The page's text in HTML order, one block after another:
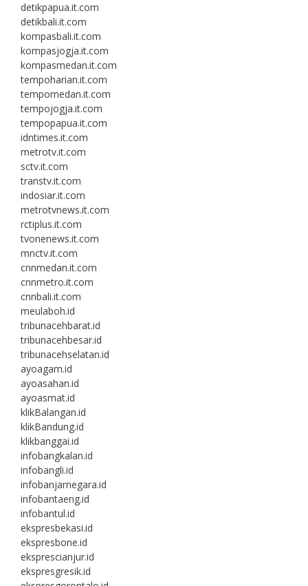
detikpapua.it.com
detikbali.it.com
kompasbali.it.com
kompasjogja.it.com
kompasmedan.it.com
tempoharian.it.com
tempomedan.it.com
tempojogja.it.com
tempopapua.it.com
idntimes.it.com
metrotv.it.com
sctv.it.com
transtv.it.com
indosiar.it.com
metrotvnews.it.com
rctiplus.it.com
tvonenews.it.com
mnctv.it.com
cnnmedan.it.com
cnnmetro.it.com
cnnbali.it.com
meulaboh.id
tribunacehbarat.id
tribunacehbesar.id
tribunacehselatan.id
ayoagam.id
ayoasahan.id
ayoasmat.id
klikBalangan.id
klikBandung.id
klikbanggai.id
infobangkalan.id
infobangli.id
infobanjarnegara.id
infobantaeng.id
infobantul.id
ekspresbekasi.id
ekspresbone.id
eksprescianjur.id
ekspresgresik.id